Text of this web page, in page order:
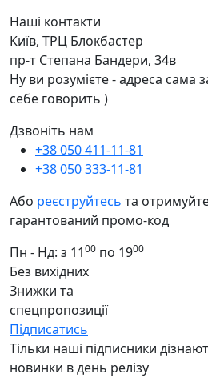
Наші контакти
Київ, ТРЦ Блокбастер
пр-т Степана Бандери, 34в
Ну ви розумієте - адреса сама
себе говорить )
Дзвоніть нам
+38 050 411-11-81
+38 050 333-11-81
Або реєструйтесь та
гарантований промо-код
Пн - Нд: з 1100 по 1900
Без вихідних
Знижки та
спецпропозиції
Підписатись
Тільки наші підписники
новинки в день релізу